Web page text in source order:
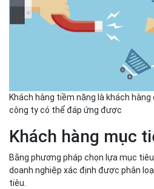
Khách hàng tiềm năng là khách
công ty có thể đáp ứng được
Khách hàng mục
Bằng phương pháp chọn lựa mục
doanh nghiệp xác định được phân
tiêu.